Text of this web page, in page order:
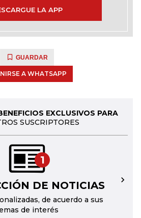
LA APP
GUARDAR
A WHATSAPP
EXCLUSIVOS PARA
SUSCRIPTORES
1
DE NOTICIAS
de acuerdo a sus
de interés
→